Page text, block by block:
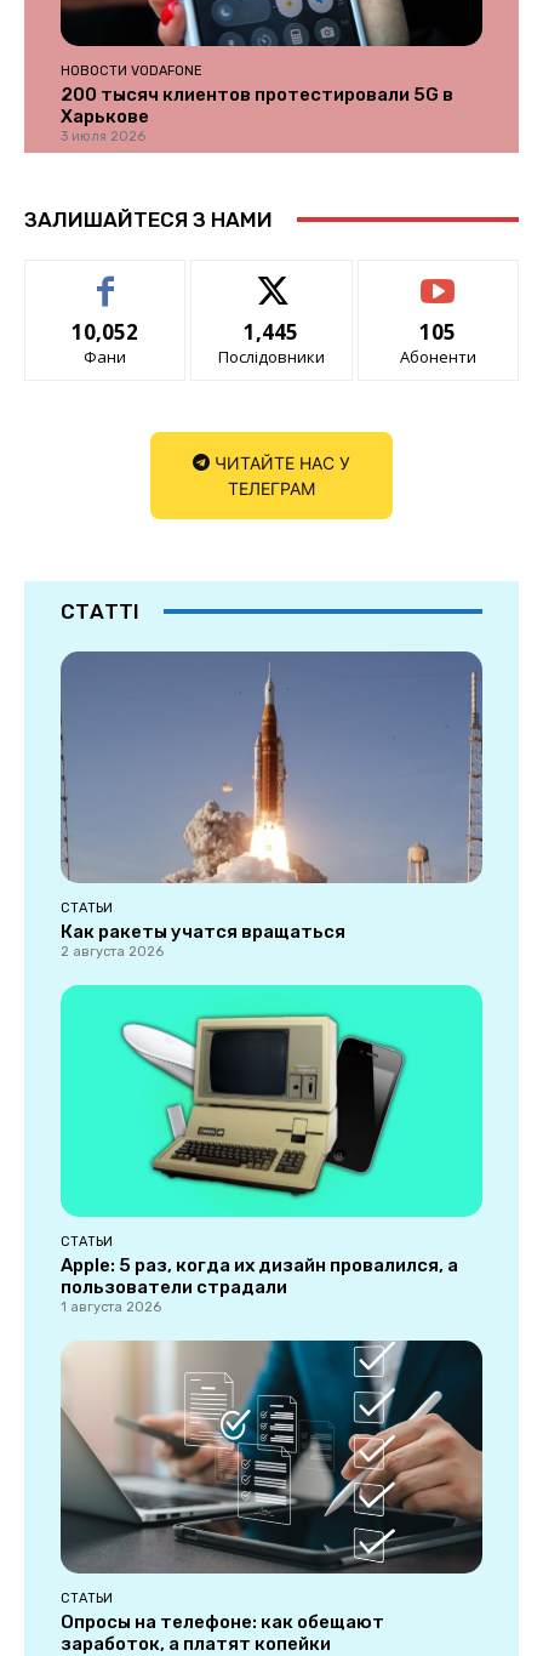
НОВОСТИ VODAFONE
200 тысяч клиентов протестировали 5G в
Харькове
3 июля 2026
ЗАЛИШАЙТЕСЯ З НАМИ
10,052
Фани
1,445
Послідовники
105
Абоненти
ЧИТАЙТЕ НАС У
ТЕЛЕГРАМ
СТАТТІ
СТАТЬИ
Как ракеты учатся вращаться
2 августа 2026
СТАТЬИ
Apple: 5 раз, когда их дизайн провалился, а
пользователи страдали
1 августа 2026
СТАТЬИ
Опросы на телефоне: как обещают
заработок, а платят копейки